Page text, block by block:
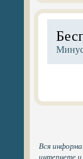
Вся
интернете и